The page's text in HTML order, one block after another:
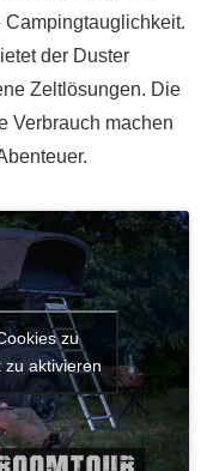
der Duster
Zeltlösungen. Die
Verbrauch machen
zu
zu aktivieren